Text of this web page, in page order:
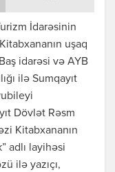
İdarəsinin
uşaq
idarəsi və AYB
ilə Sumqayıt
Dövlət Rəsm
Kitabxananın
adlı layihəsi
ilə yazıçı,